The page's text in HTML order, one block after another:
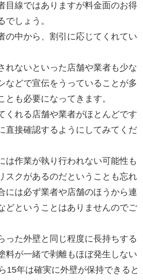
目線ではありますが料金面のお得
しょう。
の中から、割引に応じてくれてい
れないといった店舗や業者も少な
などで宣伝をうっていることが多
も必要になってきます。
くれる店舗や業者がほとんどです
直接確認するようにしてみてくだ
は作業が執り行われない可能性も
スクがあるのだということも忘れ
には必ず業者や店舗のほうから連
どということはありませんのでご
った外壁と同じ程度に長持ちする
料が一緒で剥離もほぼ発生しない
15年は確実に外壁が保持できると